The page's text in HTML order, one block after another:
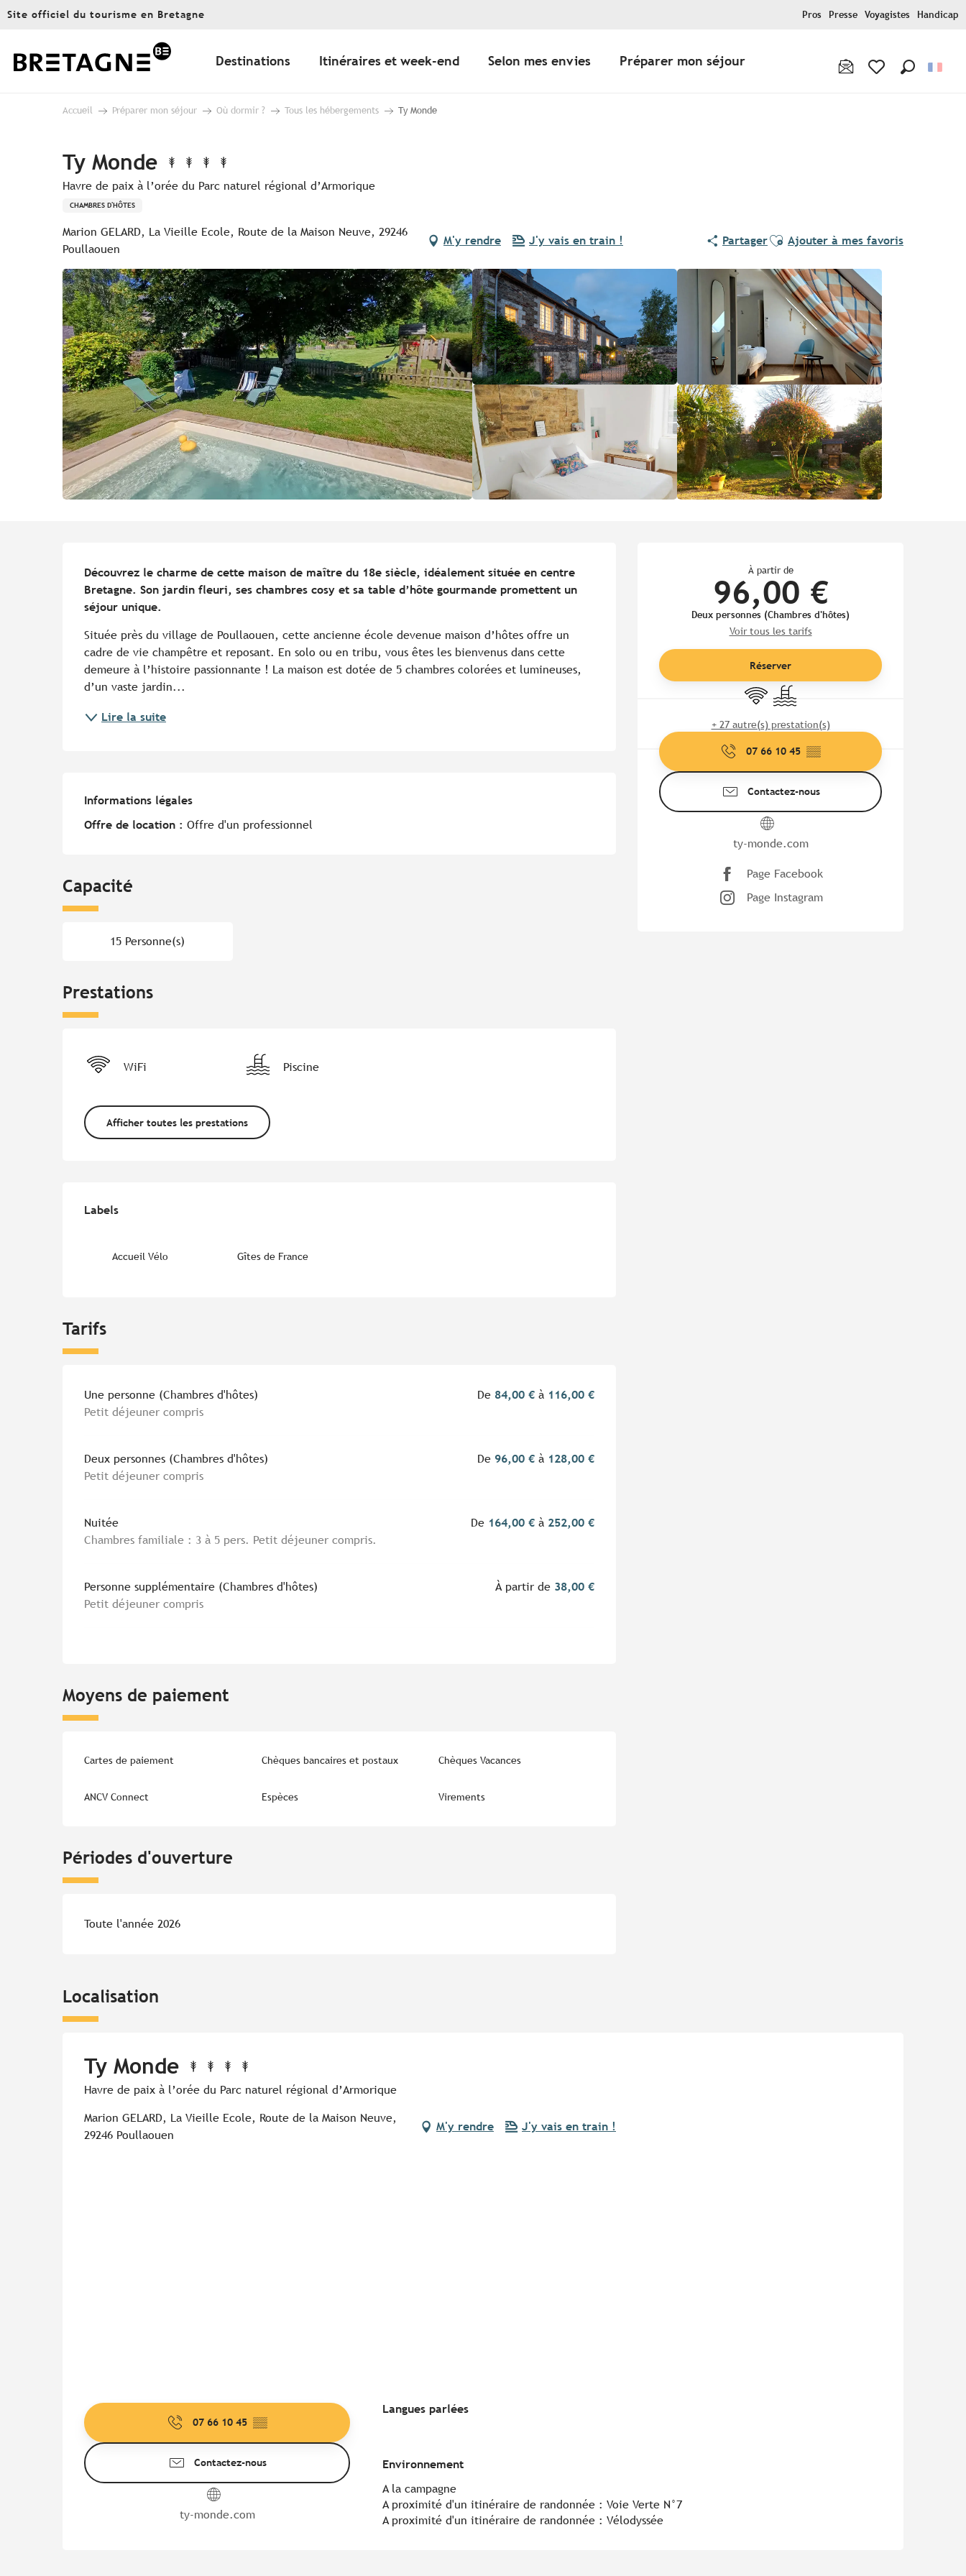
Aller
principal
Site officiel du tourisme en Bretagne Pros Presse Voyagistes Handicap
Destinations Itinéraires et week-end Selon mes envies Préparer mon séjour
Accueil Préparer mon séjour Où dormir ? Tous les hébergements Ty Monde
Ty Monde
Havre de paix à l’orée du Parc naturel régional d’Armorique
CHAMBRES D'HÔTES
Marion GELARD, La Vieille Ecole, Route de la Maison Neuve, 29246
Poullaouen
M'y rendre J'y vais en train ! PartagerAjouter aux favoris
Ajouter à mes favoris
À partir de
96,00 €
Deux personnes (Chambres d'hôtes)
Voir tous les tarifs
Réserver
WiFi Piscine
+ 27 autre(s) prestation(s)
07 66 10 45 ▒▒
Contactez-nous
ty-monde.com
Page Facebook
Page Instagram
Découvrez le charme de cette maison de maître du 18e siècle, idéalement située en centre
Bretagne. Son jardin fleuri, ses chambres cosy et sa table d’hôte gourmande promettent un
séjour unique.
Située près du village de Poullaouen, cette ancienne école devenue maison d’hôtes offre un
cadre de vie champêtre et reposant. En solo ou en tribu, vous êtes les bienvenus dans cette
demeure à l’histoire passionnante ! La maison est dotée de 5 chambres colorées et lumineuses,
d’un vaste jardin...
Lire la suite
Informations légales
Informations légales
Offre de location : Offre d'un professionnel
Capacité
15 Personne(s)
Prestations
WiFi Piscine
Afficher toutes les prestations
Labels
Labels
Accueil Vélo Gîtes de France
Tarifs
Tarifs 2026
Une personne (Chambres d'hôtes)
Petit déjeuner compris
De 84,00 € à 116,00 €
Deux personnes (Chambres d'hôtes)
Petit déjeuner compris
De 96,00 € à 128,00 €
Nuitée
Chambres familiale : 3 à 5 pers. Petit déjeuner compris.
De 164,00 € à 252,00 €
Personne supplémentaire (Chambres d'hôtes)
Petit déjeuner compris
À partir de 38,00 €
Moyens de paiement
Cartes de paiement Chèques bancaires et postaux Chèques Vacances
ANCV Connect Espèces Virements
Périodes d'ouverture
Toute l'année 2026
Localisation
Ty Monde
Havre de paix à l’orée du Parc naturel régional d’Armorique
Marion GELARD, La Vieille Ecole, Route de la Maison Neuve,
29246 Poullaouen
M'y rendre J'y vais en train !
07 66 10 45 ▒▒
Contactez-nous
ty-monde.com
Langues parlées
Langues parlées
Environnement
Environnement
A la campagne
A proximité d'un itinéraire de randonnée : Voie Verte N°7
A proximité d'un itinéraire de randonnée : Vélodyssée